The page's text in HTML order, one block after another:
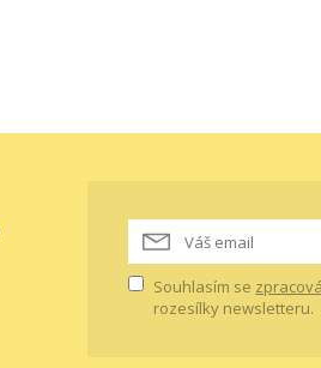
Souhlasím se
rozesílky newsletteru.